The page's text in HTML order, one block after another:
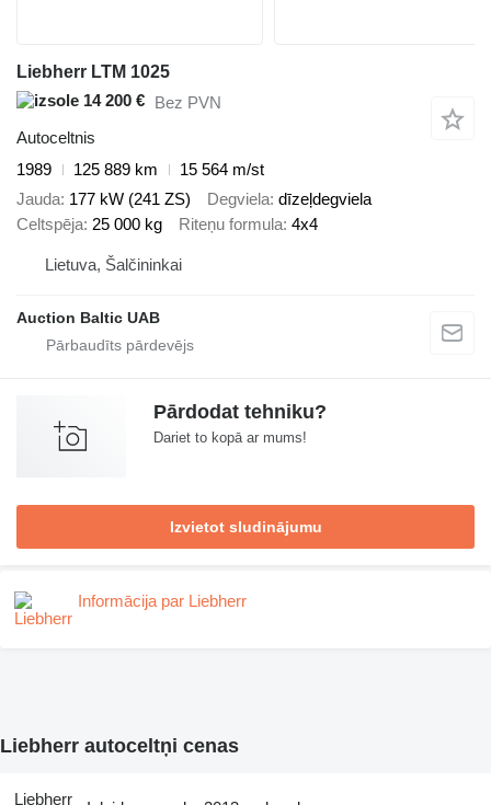
Liebherr LTM 1025
14 200 € Bez PVN
Autoceltnis
1989
125 889 km
15 564 m/st
Jauda 177 kW (241 ZS) Degviela dīzeļdegviela
Celtspēja 25 000 kg Riteņu formula 4x4
Lietuva, Šalčininkai
Auction Baltic UAB
Pārdodat tehniku?
Dariet to kopā ar mums!
Izvietot sludinājumu
Informācija par Liebherr
Liebherr autoceltņi cenas
Liebherr